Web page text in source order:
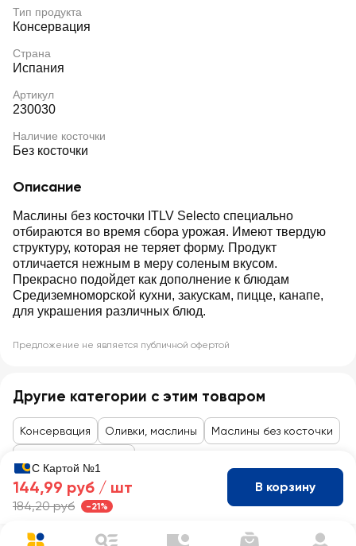
Тип продукта
Консервация
Страна
Испания
Артикул
230030
Наличие косточки
Без косточки
Описание
Маслины без косточки ITLV Selecto специально
отбираются во время сбора урожая. Имеют твердую
структуру, которая не теряет форму. Продукт
отличается нежным в меру соленым вкусом.
Прекрасно подойдет как дополнение к блюдам
Средиземноморской кухни, закускам, пицце, канапе,
для украшения различных блюд.
Предложение не является публичной офертой
Другие категории с этим товаром
Консервация Оливки, маслины Маслины без косточки
С Картой №1
144,99 руб / шт
184,20 руб -21%
В корзину